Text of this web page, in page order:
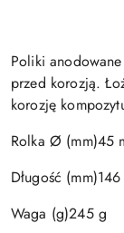
Poliki
przed korozją.
korozję
Rolka Ø (mm)45
Długość
Waga (g)245 g